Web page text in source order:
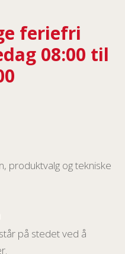
feriefri
08:00 til
produktvalg og tekniske
på stedet ved å